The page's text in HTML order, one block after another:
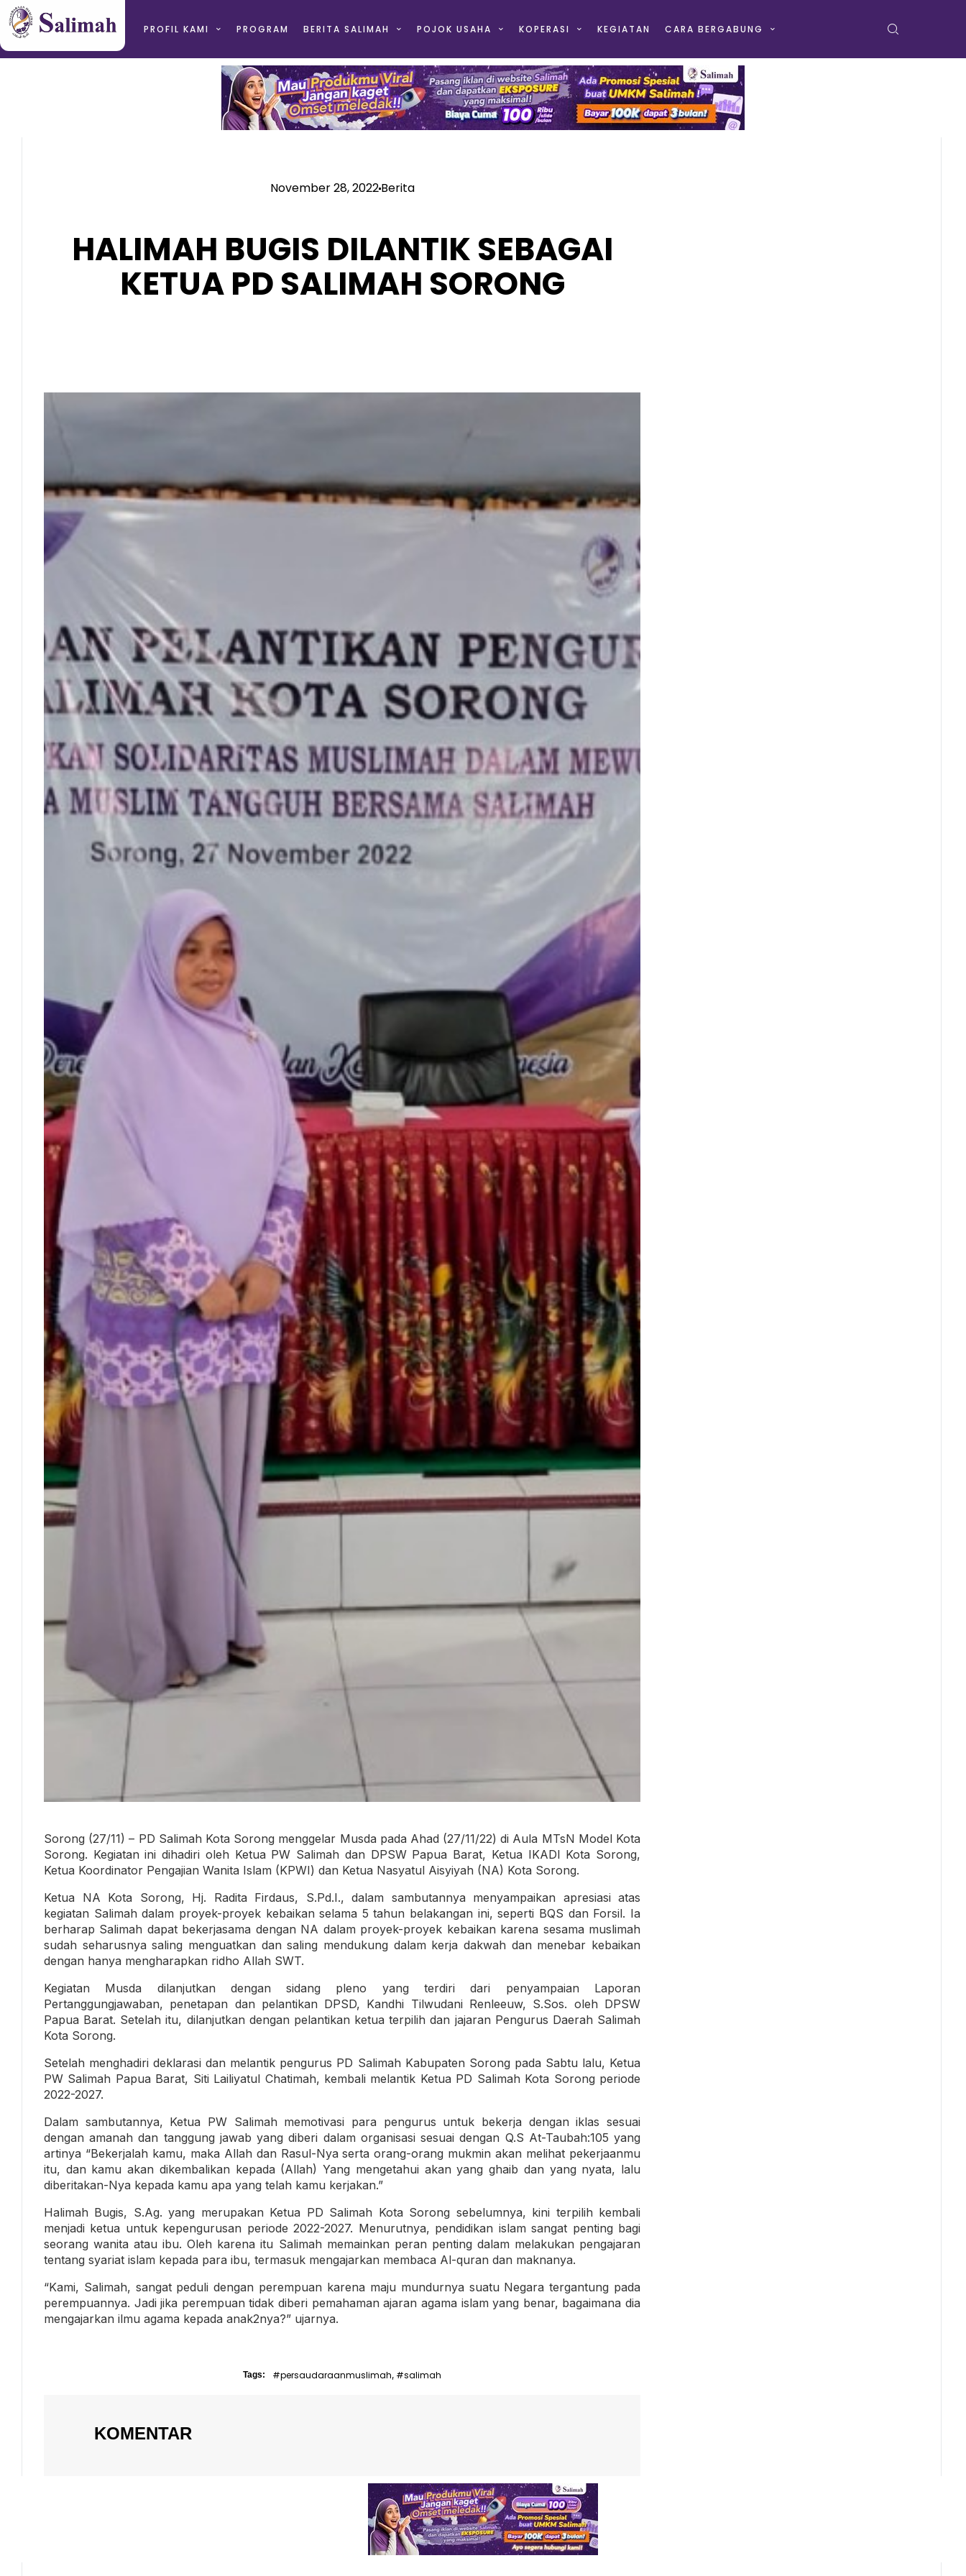
PROFIL KAMI PROGRAM BERITA SALIMAH POJOK USAHA KOPERASI KEGIATAN CARA BERGABUNG
November 28, 2022Berita
HALIMAH BUGIS DILANTIK SEBAGAI
KETUA PD SALIMAH SORONG
Sorong (27/11) – PD Salimah Kota Sorong menggelar Musda pada Ahad (27/11/22) di Aula MTsN Model Kota
Sorong. Kegiatan ini dihadiri oleh Ketua PW Salimah dan DPSW Papua Barat, Ketua IKADI Kota Sorong,
Ketua Koordinator Pengajian Wanita Islam (KPWI) dan Ketua Nasyatul Aisyiyah (NA) Kota Sorong.
Ketua NA Kota Sorong, Hj. Radita Firdaus, S.Pd.I., dalam sambutannya menyampaikan apresiasi atas
kegiatan Salimah dalam proyek-proyek kebaikan selama 5 tahun belakangan ini, seperti BQS dan Forsil. Ia
berharap Salimah dapat bekerjasama dengan NA dalam proyek-proyek kebaikan karena sesama muslimah
sudah seharusnya saling menguatkan dan saling mendukung dalam kerja dakwah dan menebar kebaikan
dengan hanya mengharapkan ridho Allah SWT.
Kegiatan Musda dilanjutkan dengan sidang pleno yang terdiri dari penyampaian Laporan
Pertanggungjawaban, penetapan dan pelantikan DPSD, Kandhi Tilwudani Renleeuw, S.Sos. oleh DPSW
Papua Barat. Setelah itu, dilanjutkan dengan pelantikan ketua terpilih dan jajaran Pengurus Daerah Salimah
Kota Sorong.
Setelah menghadiri deklarasi dan melantik pengurus PD Salimah Kabupaten Sorong pada Sabtu lalu, Ketua
PW Salimah Papua Barat, Siti Lailiyatul Chatimah, kembali melantik Ketua PD Salimah Kota Sorong periode
2022-2027.
Dalam sambutannya, Ketua PW Salimah memotivasi para pengurus untuk bekerja dengan iklas sesuai
dengan amanah dan tanggung jawab yang diberi dalam organisasi sesuai dengan Q.S At-Taubah:105 yang
artinya “Bekerjalah kamu, maka Allah dan Rasul-Nya serta orang-orang mukmin akan melihat pekerjaanmu
itu, dan kamu akan dikembalikan kepada (Allah) Yang mengetahui akan yang ghaib dan yang nyata, lalu
diberitakan-Nya kepada kamu apa yang telah kamu kerjakan.”
Halimah Bugis, S.Ag. yang merupakan Ketua PD Salimah Kota Sorong sebelumnya, kini terpilih kembali
menjadi ketua untuk kepengurusan periode 2022-2027. Menurutnya, pendidikan islam sangat penting bagi
seorang wanita atau ibu. Oleh karena itu Salimah memainkan peran penting dalam melakukan pengajaran
tentang syariat islam kepada para ibu, termasuk mengajarkan membaca Al-quran dan maknanya.
“Kami, Salimah, sangat peduli dengan perempuan karena maju mundurnya suatu Negara tergantung pada
perempuannya. Jadi jika perempuan tidak diberi pemahaman ajaran agama islam yang benar, bagaimana dia
mengajarkan ilmu agama kepada anak2nya?” ujarnya.
Tags: #persaudaraanmuslimah, #salimah
KOMENTAR